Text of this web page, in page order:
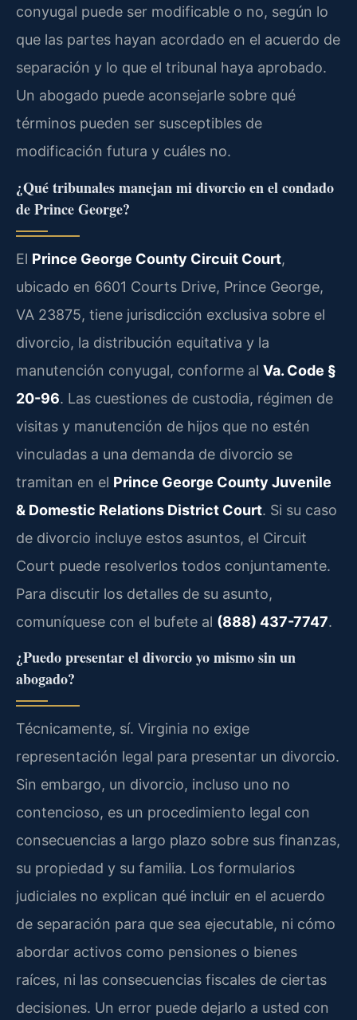
conyugal puede ser modificable o no, según lo
que las partes hayan acordado en el acuerdo de
separación y lo que el tribunal haya aprobado.
Un abogado puede aconsejarle sobre qué
términos pueden ser susceptibles de
modificación futura y cuáles no.
¿Qué tribunales manejan mi divorcio en el condado
de Prince George?
El Prince George County Circuit Court,
ubicado en 6601 Courts Drive, Prince George,
VA 23875, tiene jurisdicción exclusiva sobre el
divorcio, la distribución equitativa y la
manutención conyugal, conforme al Va. Code §
20-96. Las cuestiones de custodia, régimen de
visitas y manutención de hijos que no estén
vinculadas a una demanda de divorcio se
tramitan en el Prince George County Juvenile
& Domestic Relations District Court. Si su caso
de divorcio incluye estos asuntos, el Circuit
Court puede resolverlos todos conjuntamente.
Para discutir los detalles de su asunto,
comuníquese con el bufete al (888) 437-7747.
¿Puedo presentar el divorcio yo mismo sin un
abogado?
Técnicamente, sí. Virginia no exige
representación legal para presentar un divorcio.
Sin embargo, un divorcio, incluso uno no
contencioso, es un procedimiento legal con
consecuencias a largo plazo sobre sus finanzas,
su propiedad y su familia. Los formularios
judiciales no explican qué incluir en el acuerdo
de separación para que sea ejecutable, ni cómo
abordar activos como pensiones o bienes
raíces, ni las consecuencias fiscales de ciertas
decisiones. Un error puede dejarlo a usted con